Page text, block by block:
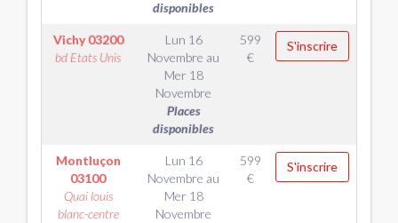
disponibles
Vichy03200
bd Etats Unis
Lun 16
Novembre au
Mer 18
Novembre
Places
disponibles
599
€
S'inscrire
Montluçon
03100
Quai louis
blanc-centre
Lun 16
Novembre au
Mer 18
Novembre
599
€
S'inscrire